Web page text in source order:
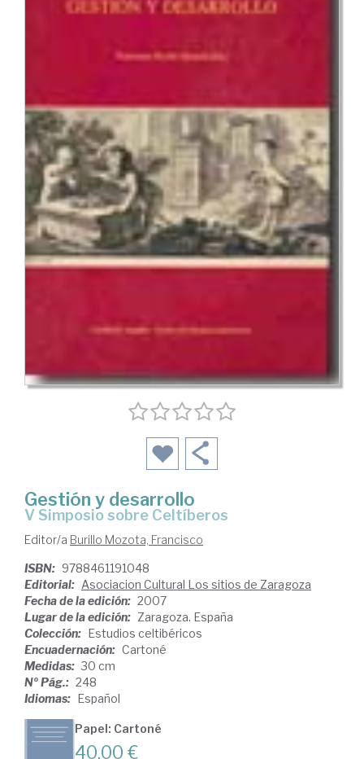
Gestión y desarrollo
V Simposio sobre Celtíberos
Editor/a Burillo Mozota, Francisco
ISBN: 9788461191048
Editorial: Asociacion Cultural Los sitios de Zaragoza
Fecha de la edición: 2007
Lugar de la edición: Zaragoza. España
Colección: Estudios celtibéricos
Encuadernación: Cartoné
Medidas: 30 cm
Nº Pág.: 248
Idiomas: Español
Papel: Cartoné
40,00 €